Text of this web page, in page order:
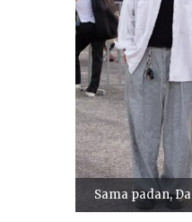
Sama padan,